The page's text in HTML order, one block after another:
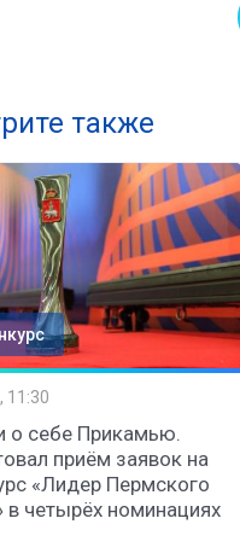
также
11:30
о себе Прикамью.
приём заявок на
«Лидер Пермского
в четырёх номинациях